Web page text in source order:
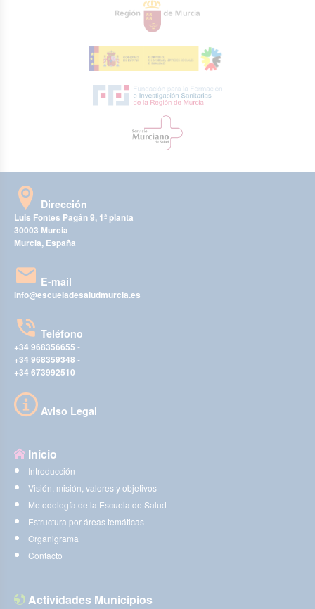
Dirección
Luis Fontes Pagán 9, 1ª planta
30003 Murcia
Murcia, España
E-mail
info@escueladesaludmurcia.es
Teléfono
+34 968356655 -
+34 968359348 -
+34 673992510
Aviso Legal
Inicio
Introducción
Visión, misión, valores y objetivos
Metodología de la Escuela de Salud
Estructura por áreas temáticas
Organigrama
Contacto
Actividades Municipios